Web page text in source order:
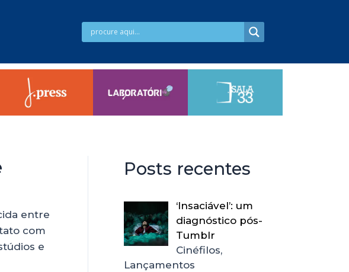
entre
com
e
Posts recentes
‘Insaciável’: um
diagnóstico pós-
Tumblr
Cinéfilos,
Lançamentos